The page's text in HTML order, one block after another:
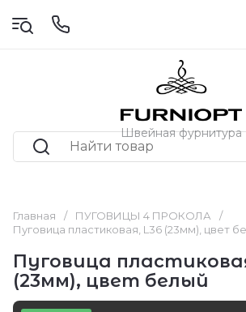
Швейная фурнитура
Главная / ПУГОВИЦЫ 4 ПРОКОЛА
/
Пуговица пластиковая, L36 (23мм), цвет
Пуговица
(23мм), цвет белый